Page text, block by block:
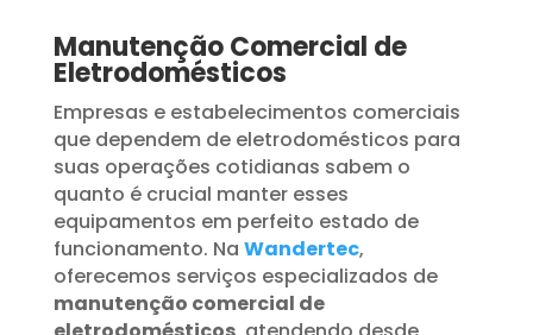
Manutenção Comercial de
Eletrodomésticos
Empresas e estabelecimentos comerciais
que dependem de eletrodomésticos para
suas operações cotidianas sabem o
quanto é crucial manter esses
equipamentos em perfeito estado de
funcionamento. Na Wandertec,
oferecemos serviços especializados de
manutenção comercial de